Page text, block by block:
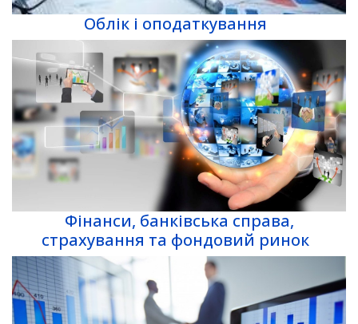
Облік і оподаткування
Фінанси, банківська справа,
страхування та фондовий ринок